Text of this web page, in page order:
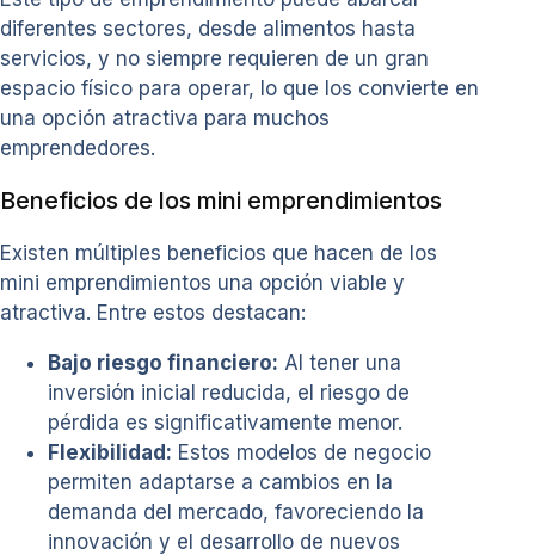
diferentes sectores, desde alimentos hasta
servicios, y no siempre requieren de un gran
espacio físico para operar, lo que los convierte en
una opción atractiva para muchos
emprendedores.
Beneficios de los mini emprendimientos
Existen múltiples beneficios que hacen de los
mini emprendimientos una opción viable y
atractiva. Entre estos destacan:
Bajo riesgo financiero: Al tener una
inversión inicial reducida, el riesgo de
pérdida es significativamente menor.
Flexibilidad: Estos modelos de negocio
permiten adaptarse a cambios en la
demanda del mercado, favoreciendo la
innovación y el desarrollo de nuevos